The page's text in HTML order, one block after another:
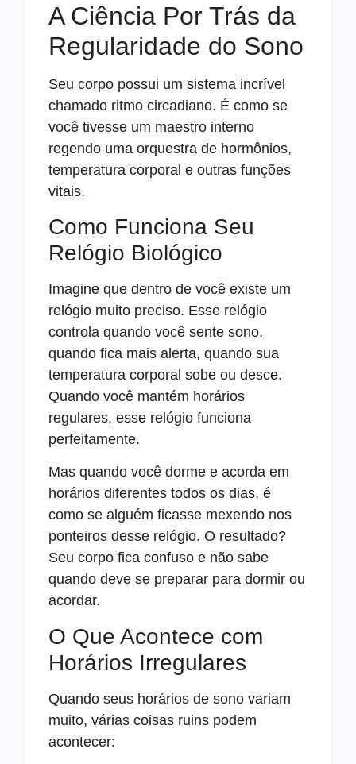
A Ciência Por Trás da
Regularidade do Sono
Seu corpo possui um sistema incrível
chamado ritmo circadiano. É como se
você tivesse um maestro interno
regendo uma orquestra de hormônios,
temperatura corporal e outras funções
vitais.
Como Funciona Seu
Relógio Biológico
Imagine que dentro de você existe um
relógio muito preciso. Esse relógio
controla quando você sente sono,
quando fica mais alerta, quando sua
temperatura corporal sobe ou desce.
Quando você mantém horários
regulares, esse relógio funciona
perfeitamente.
Mas quando você dorme e acorda em
horários diferentes todos os dias, é
como se alguém ficasse mexendo nos
ponteiros desse relógio. O resultado?
Seu corpo fica confuso e não sabe
quando deve se preparar para dormir ou
acordar.
O Que Acontece com
Horários Irregulares
Quando seus horários de sono variam
muito, várias coisas ruins podem
acontecer: